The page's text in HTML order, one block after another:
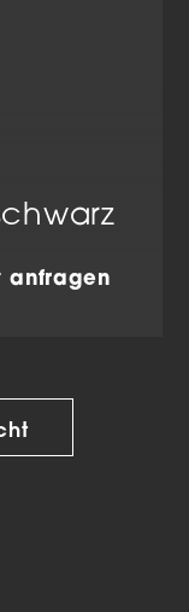
anfragen